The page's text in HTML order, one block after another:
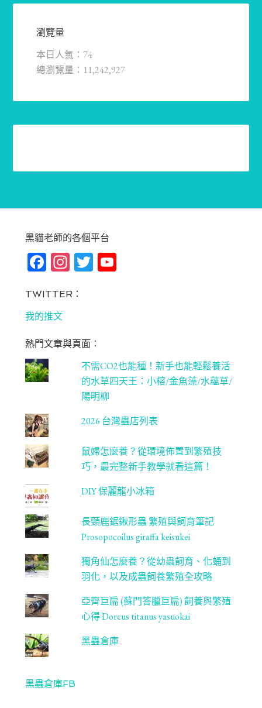
瀏覽量
本日人氣：74
總瀏覽量：11,242,927
黑貓老師的各個平台
Fa
bo
ok
In
ag
m
T Yo
C
ha
n
ne
l
TWITTER：
我的推文
熱門文章與頁面︰
不需CO2也能種！新手也能輕鬆養活
的水草四天王：小榕/金魚藻/水蘊草/
陽明柳
2026 台灣蟲店列表
鼠婦怎麼養？從環境佈置到繁殖技
巧，最完整新手教學就看這篇！
DIY 保麗龍小冰箱
長頸鹿鋸鍬形蟲 繁殖與飼育筆記
Prosopocoilus giraffa keisukei
獨角仙怎麼養？從幼蟲飼育、化蛹到
羽化，以及成蟲飼養繁殖全攻略
亞齊巨扁 (蘇門答臘巨扁) 飼養與繁殖
心得 Dorcus titanus yasuokai
黑蟲倉庫
黑蟲倉庫FB